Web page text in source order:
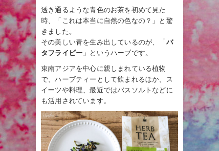
透き通るような青色のお茶を初めて見た
時、「これは本当に自然の色なの？」と驚
きました。
その美しい青を生み出しているのが、「バ
タフライピー 」というハーブです。
東南アジアを中心に親しまれている植物
で、ハーブティーとして飲まれるほか、ス
イーツや料理、最近ではバスソルトなどに
も活用されています。